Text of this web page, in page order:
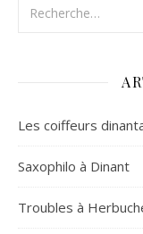
Les coiffeurs
Saxophilo à Dinant
Troubles à